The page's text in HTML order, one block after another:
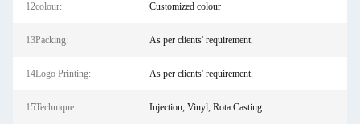
12colour: Customized colour
13Packing: As per clients' requirement.
14Logo Printing: As per clients' requirement.
15Technique: Injection, Vinyl, Rota Casting